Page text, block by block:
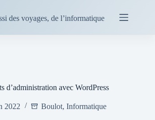
des voyages, de l’informatique
d’administration avec WordPress
2022 Boulot,Informatique